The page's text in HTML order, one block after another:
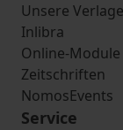
Unsere Verlage
Inlibra
Online-Module
Zeitschriften
NomosEvents
Service